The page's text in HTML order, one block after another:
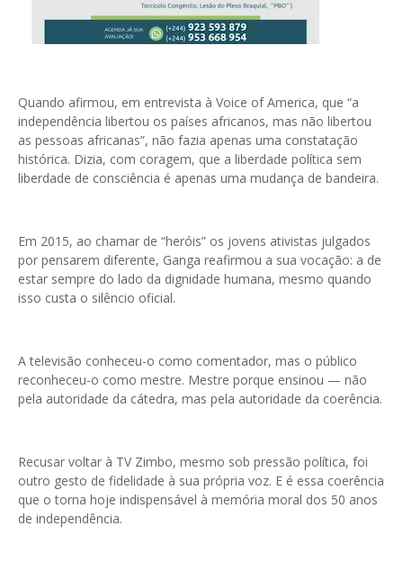
Quando afirmou, em entrevista à Voice of America, que “a
independência libertou os países africanos, mas não libertou
as pessoas africanas”, não fazia apenas uma constatação
histórica. Dizia, com coragem, que a liberdade política sem
liberdade de consciência é apenas uma mudança de bandeira.
Em 2015, ao chamar de “heróis” os jovens ativistas julgados
por pensarem diferente, Ganga reafirmou a sua vocação: a de
estar sempre do lado da dignidade humana, mesmo quando
isso custa o silêncio oficial.
A televisão conheceu-o como comentador, mas o público
reconheceu-o como mestre. Mestre porque ensinou — não
pela autoridade da cátedra, mas pela autoridade da coerência.
Recusar voltar à TV Zimbo, mesmo sob pressão política, foi
outro gesto de fidelidade à sua própria voz. E é essa coerência
que o torna hoje indispensável à memória moral dos 50 anos
de independência.